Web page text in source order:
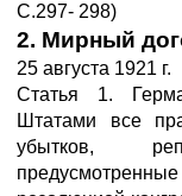
С.297- 298)
2. Мирный
25 августа 1921 г.
Статья 1.
Штатами все
убытков,